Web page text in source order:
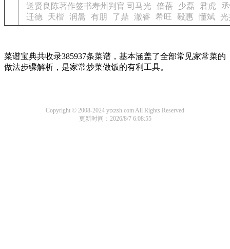
送贤良陈著作签书寿州判官 司马光
倍蓓 少磊 君虎
迁德
天楷 润暠 有朋 了鼎 澈睿 希旺 毅惠 懂斌
菜谱宝典共收录385937条菜谱，基本涵盖了全部常见家常菜的
做法步骤解析，是家常炒菜做饭的有利工具。
Copyright © 2008-2024 ytxzsh.com All Rights Reserved
更新时间：2026/8/7 6:08:55